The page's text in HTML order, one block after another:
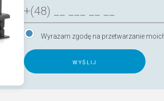
Wyrażam zgodę na przetwarzanie
l